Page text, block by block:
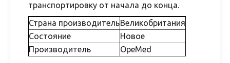
транспортировку от начала до конца.
Страна производительВеликобритания
Состояние
Новое
Производитель
OpeMed